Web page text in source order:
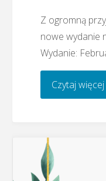
Z ogromną
nowe wydanie
Wydanie:
Czytaj więcej